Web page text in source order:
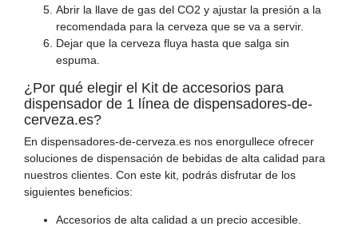
Abrir la llave de gas del CO2 y ajustar la presión a la
recomendada para la cerveza que se va a servir.
Dejar que la cerveza fluya hasta que salga sin
espuma.
¿Por qué elegir el Kit de accesorios para
dispensador de 1 línea de dispensadores-de-
cerveza.es?
En dispensadores-de-cerveza.es nos enorgullece ofrecer
soluciones de dispensación de bebidas de alta calidad para
nuestros clientes. Con este kit, podrás disfrutar de los
siguientes beneficios:
Accesorios de alta calidad a un precio accesible.